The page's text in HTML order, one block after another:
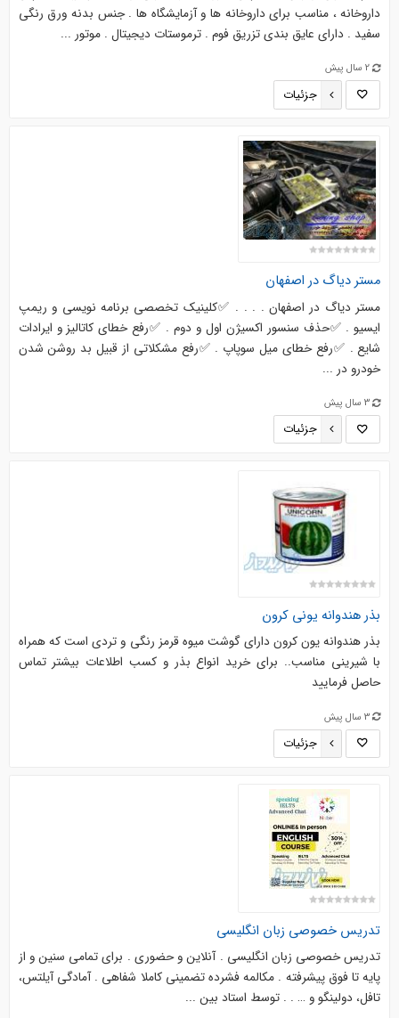
داروخانه ، مناسب برای داروخانه ها و آزمایشگاه ها . جنس بدنه ورق رنگی
سفید . دارای عايق بندی تزریق فوم . ترموستات دیجیتال . موتور ...
2 سال پیش
جزئیات
مستر دیاگ در اصفهان
مستر دیاگ در اصفهان . . . . ✅کلینیک تخصصی برنامه نویسی و ریمپ
ایسیو . ✅حذف سنسور اکسیژن اول و دوم . ✅رفع خطای کاتالیز و ایرادات
شایع . ✅رفع خطای میل سوپاپ . ✅رفع مشکلاتی از قبیل بد روشن شدن
خودرو در ...
3 سال پیش
جزئیات
بذر هندوانه یونی کرون
بذر هندوانه یون کرون دارای گوشت میوه قرمز رنگی و تردی است که همراه
با شیرینی مناسب.. برای خرید انواع بذر و کسب اطلاعات بیشتر تماس
حاصل فرمایید
3 سال پیش
جزئیات
تدریس خصوصی زبان انگلیسی
تدریس خصوصی زبان انگلیسی . آنلاین و حضوری . برای تمامی سنین و از
پایه تا فوق پیشرفته . مکالمه فشرده تضمینی کاملا شفاهی . آمادگی آیلتس،
تافل، دولینگو و … . . توسط استاد بین ...